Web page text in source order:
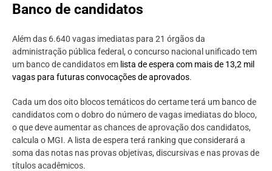
Banco de candidatos
Além das 6.640 vagas imediatas para 21 órgãos da
administração pública federal, o concurso nacional unificado tem
um banco de candidatos em lista de espera com mais de 13,2 mil
vagas para futuras convocações de aprovados.
Cada um dos oito blocos temáticos do certame terá um banco de
candidatos com o dobro do número de vagas imediatas do bloco,
o que deve aumentar as chances de aprovação dos candidatos,
calcula o MGI. A lista de espera terá ranking que considerará a
soma das notas nas provas objetivas, discursivas e nas provas de
títulos acadêmicos.